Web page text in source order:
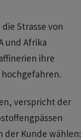
Strasse von
und Afrika
ihre
verspricht der
der Kunde wählen: